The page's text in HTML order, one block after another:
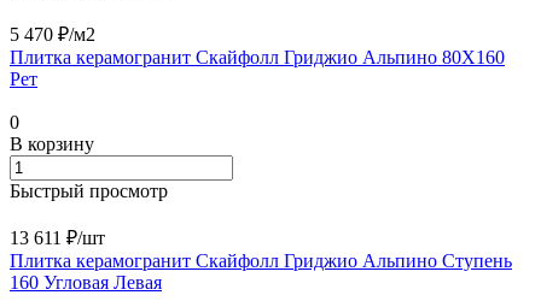
5 470 ₽/м2
Плитка керамогранит Скайфолл Гриджио Альпино 80X160
Рет
0
В корзину
Быстрый просмотр
13 611 ₽/шт
Плитка керамогранит Скайфолл Гриджио Альпино Ступень
160 Угловая Левая